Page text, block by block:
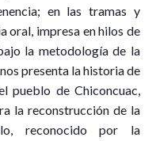
en las tramas y
oral, impresa en hilos de
la metodología de la
presenta la historia de
pueblo de Chiconcuac,
la reconstrucción de la
reconocido por la